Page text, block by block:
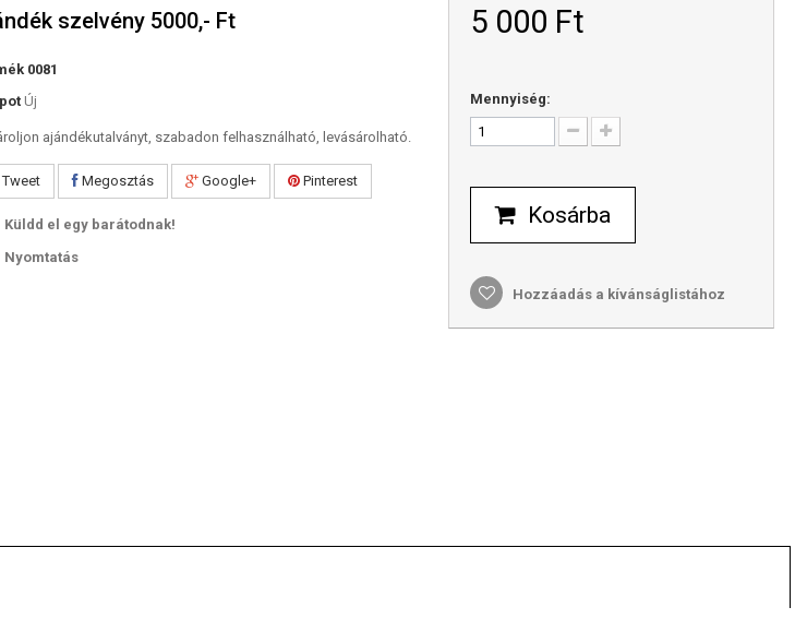
szelvény 5000,- Ft
0081
Új
ajándékutalványt, szabadon felhasználható, levásárolható.
Megosztás Google+ Pinterest
Küldd el egy barátodnak!
Nyomtatás
5 000 Ft‎
Mennyiség:
Kosárba
Hozzáadás a kívánságlistához